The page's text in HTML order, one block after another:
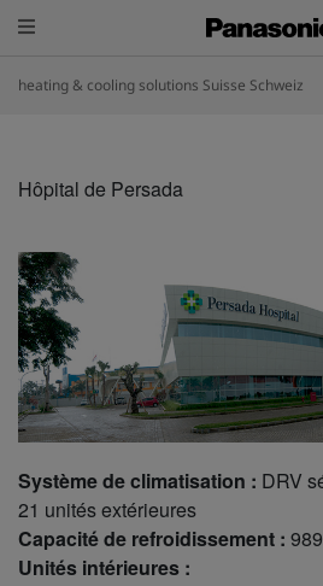
heating & cooling solutions Suisse Schweiz
Hôpital de Persada
Système de climatisation : DRV
21 unités extérieures
Capacité de refroidissement :
Unités intérieures :